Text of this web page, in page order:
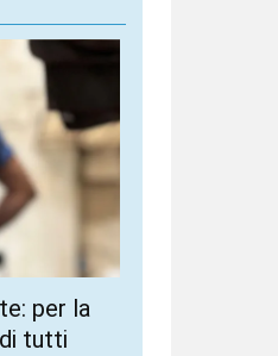
per la
tutti